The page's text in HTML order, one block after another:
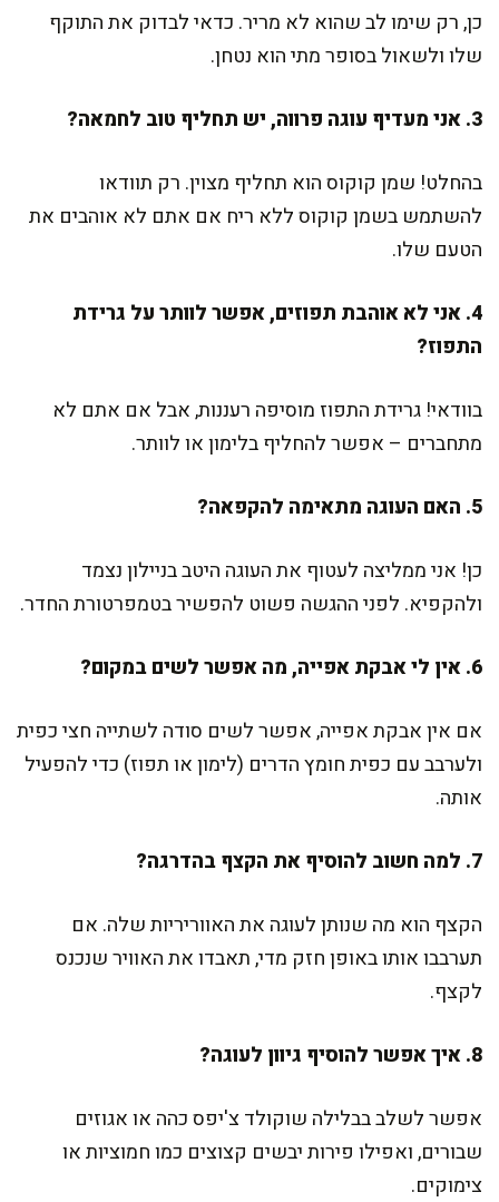
כן, רק שימו לב שהוא לא מריר. כדאי לבדוק את התוקף
שלו ולשאול בסופר מתי הוא נטחן.
3. אני מעדיף עוגה פרווה, יש תחליף טוב לחמאה?
בהחלט! שמן קוקוס הוא תחליף מצוין. רק תוודאו
להשתמש בשמן קוקוס ללא ריח אם אתם לא אוהבים את
הטעם שלו.
4. אני לא אוהבת תפוזים, אפשר לוותר על גרידת
התפוז?
בוודאי! גרידת התפוז מוסיפה רעננות, אבל אם אתם לא
מתחברים – אפשר להחליף בלימון או לוותר.
5. האם העוגה מתאימה להקפאה?
כן! אני ממליצה לעטוף את העוגה היטב בניילון נצמד
ולהקפיא. לפני ההגשה פשוט להפשיר בטמפרטורת החדר.
6. אין לי אבקת אפייה, מה אפשר לשים במקום?
אם אין אבקת אפייה, אפשר לשים סודה לשתייה חצי כפית
ולערבב עם כפית חומץ הדרים (לימון או תפוז) כדי להפעיל
אותה.
7. למה חשוב להוסיף את הקצף בהדרגה?
הקצף הוא מה שנותן לעוגה את האווריריות שלה. אם
תערבבו אותו באופן חזק מדי, תאבדו את האוויר שנכנס
לקצף.
8. איך אפשר להוסיף גיוון לעוגה?
אפשר לשלב בבלילה שוקולד צ'יפס כהה או אגוזים
שבורים, ואפילו פירות יבשים קצוצים כמו חמוציות או
צימוקים.